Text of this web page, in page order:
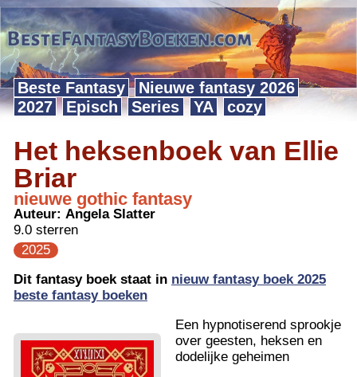
Beste Fantasy
Nieuwe fantasy 2026
2027
Episch Series YA cozy
Het heksenboek van Ellie
Briar
nieuwe gothic fantasy
Auteur: Angela Slatter
9.0 sterren
2025
Dit fantasy boek staat in nieuw fantasy boek 2025
beste fantasy boeken
Een hypnotiserend sprookje
over geesten, heksen en
dodelijke geheimen